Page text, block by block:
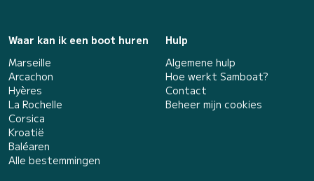
Waar kan ik een boot huren
Marseille
Arcachon
Hyères
La Rochelle
Corsica
Kroatië
Baléaren
Alle bestemmingen
Hulp
Algemene hulp
Hoe werkt Samboat?
Contact
Beheer mijn cookies